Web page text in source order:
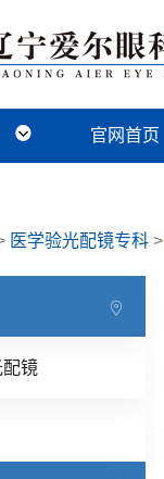
官网首页
医学验光配镜专科 >
配镜